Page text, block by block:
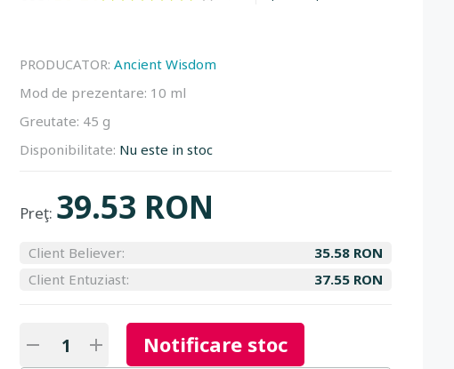
PRODUCATOR: Ancient Wisdom
Mod de prezentare: 10 ml
Greutate: 45 g
Disponibilitate: Nu este in stoc
Preţ: 39.53 RON
Client Believer:
35.58 RON
Client Entuziast:
37.55 RON
Notificare stoc